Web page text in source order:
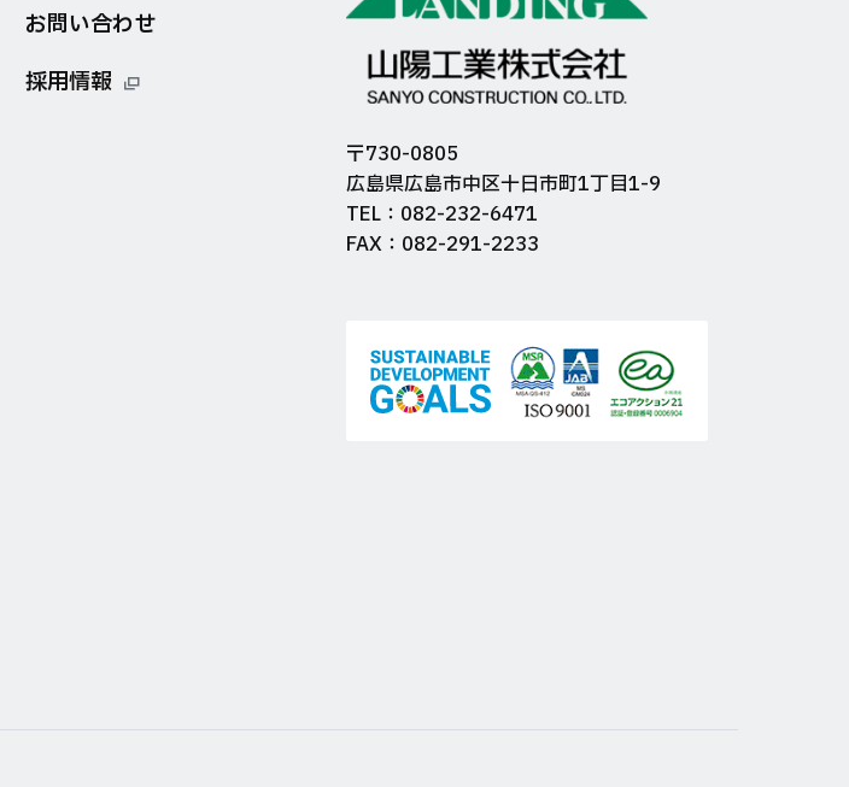
お問い合わせ
採用情報
〒730-0805
広島県広島市中区十日市町1丁目1-9
TEL：082-232-6471
FAX：082-291-2233